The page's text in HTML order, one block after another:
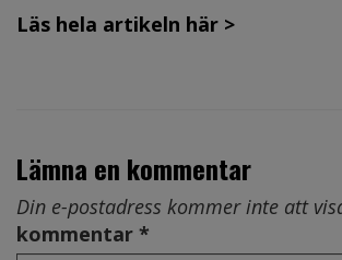
Läs hela artikeln här >
Lämna en kommentar
Din e-postadress kommer inte att
kommentar *